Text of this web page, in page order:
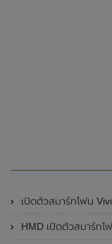
เปิดตัวสมาร์ทโฟน Vivo Y300 Pro อย่างเป็นทางการแ
HMD เปิดตัวสมาร์ทโฟนฝาพับ